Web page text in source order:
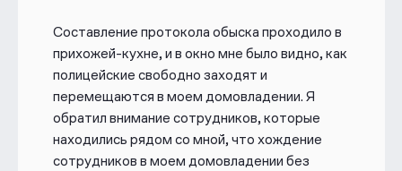
Составление протокола обыска проходило в
прихожей-кухне, и в окно мне было видно, как
полицейские свободно заходят и
перемещаются в моем домовладении. Я
обратил внимание сотрудников, которые
находились рядом со мной, что хождение
сотрудников в моем домовладении без